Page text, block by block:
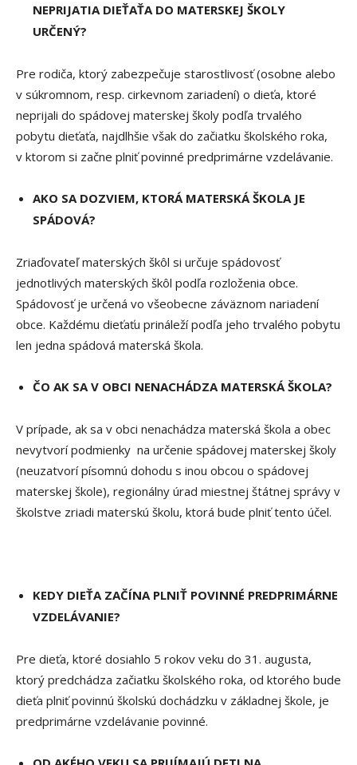
NEPRIJATIA DIEŤAŤA DO MATERSKEJ ŠKOLY
URČENÝ?
Pre rodiča, ktorý zabezpečuje starostlivosť (osobne alebo
v súkromnom, resp. cirkevnom zariadení) o dieťa, ktoré
neprijali do spádovej materskej školy podľa trvalého
pobytu dieťaťa, najdlhšie však do začiatku školského roka,
v ktorom si začne plniť povinné predprimárne vzdelávanie.
AKO SA DOZVIEM, KTORÁ MATERSKÁ ŠKOLA JE
SPÁDOVÁ?
Zriaďovateľ materských škôl si určuje spádovosť
jednotlivých materských škôl podľa rozloženia obce.
Spádovosť je určená vo všeobecne záväznom nariadení
obce. Každému dieťaťu prináleží podľa jeho trvalého pobytu
len jedna spádová materská škola.
ČO AK SA V OBCI NENACHÁDZA MATERSKÁ ŠKOLA?
V prípade, ak sa v obci nenachádza materská škola a obec
nevytvorí podmienky na určenie spádovej materskej školy
(neuzatvorí písomnú dohodu s inou obcou o spádovej
materskej škole), regionálny úrad miestnej štátnej správy v
školstve zriadi materskú školu, ktorá bude plniť tento účel.
KEDY DIEŤA ZAČÍNA PLNIŤ POVINNÉ PREDPRIMÁRNE
VZDELÁVANIE?
Pre dieťa, ktoré dosiahlo 5 rokov veku do 31. augusta,
ktorý predchádza začiatku školského roka, od ktorého bude
dieťa plniť povinnú školskú dochádzku v základnej škole, je
predprimárne vzdelávanie povinné.